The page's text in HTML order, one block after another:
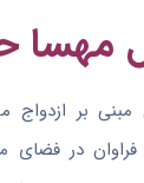
مهسا
بر ازدواج
در فضای